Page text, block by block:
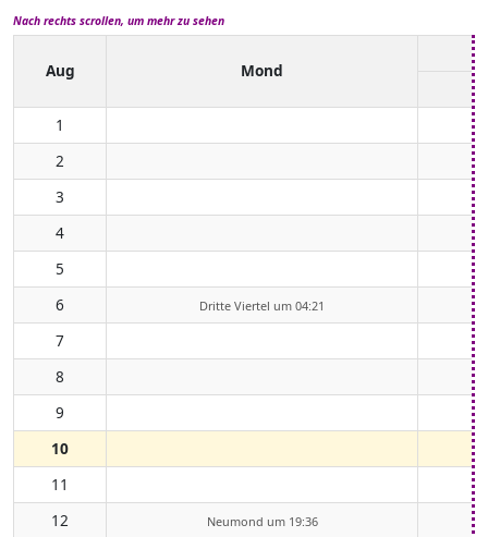
Nach rechts scrollen, um mehr zu sehen
Aug Mond
1
2
3
4
5
6
Dritte Viertel um 04:21
7
8
9
10
11
12
Neumond um 19:36